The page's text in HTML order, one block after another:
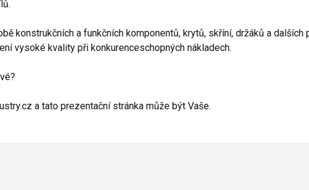
konstrukčních a funkčních komponentů, krytů, skříní, držáků a
vysoké kvality při konkurenceschopných nákladech.
a tato prezentační stránka může být Vaše.